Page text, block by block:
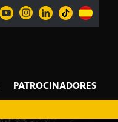
PATROCINADORES